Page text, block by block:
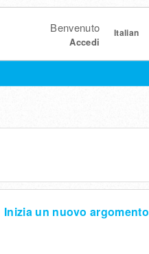
Italian
Benvenuto
Accedi
Inizia un nuovo argomento